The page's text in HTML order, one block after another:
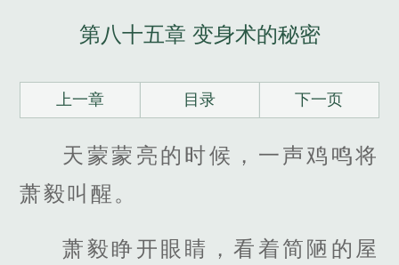
第八十五章 变身术的秘密
上一章 目录 下一页
天蒙蒙亮的时候，一声鸡鸣将
萧毅叫醒。
萧毅睁开眼睛，看着简陋的屋